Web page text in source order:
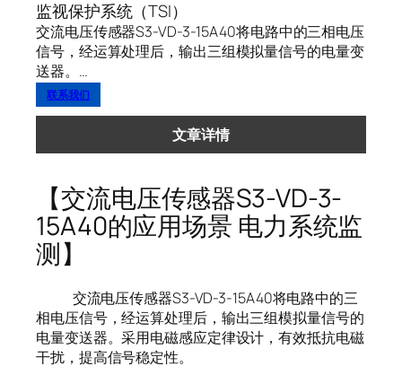
监视保护系统（TSI）
交流电压传感器S3-VD-3-15A40将电路中的三相电压
信号，经运算处理后，输出三组模拟量信号的电量变
送器。…
联系我们
文章详情
【交流电压传感器S3-VD-3-
15A40的应用场景 电力系统监
测】
交流电压传感器S3-VD-3-15A40将电路中的三
相电压信号，经运算处理后，输出三组模拟量信号的
电量变送器。采用电磁感应定律设计，有效抵抗电磁
干扰，提高信号稳定性。